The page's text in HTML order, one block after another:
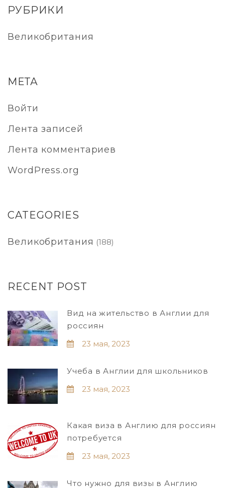
РУБРИКИ
Великобритания
МЕТА
Войти
Лента записей
Лента комментариев
WordPress.org
CATEGORIES
Великобритания (188)
RECENT POST
Вид на жительство в Англии для
россиян
23 мая, 2023
Учеба в Англии для школьников
23 мая, 2023
Какая виза в Англию для россиян
потребуется
23 мая, 2023
Что нужно для визы в Англию